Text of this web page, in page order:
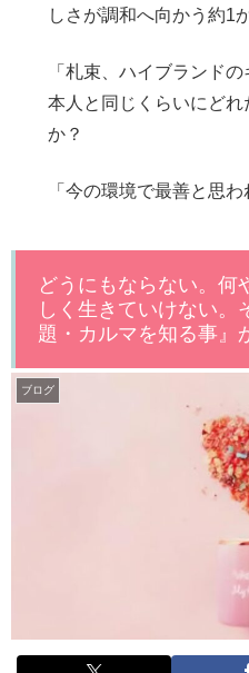
しさが調和へ向かう約1
「札束、ハイブランド
本人と同じくらいにど
か？
「今の環境で最善と思
どうにもならない。何
しく生きていけない。
題・カルマを知る事』
ブログ